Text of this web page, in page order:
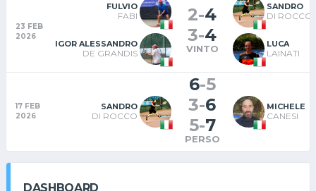
23 FEB
2026
FULVIO
FABI
IGOR ALESSANDRO
DE GRANDIS
2-4
3-4
VINTO
SANDRO
DI ROCCO
LUCA
LAINATI
17 FEB
2026
SANDRO
DI ROCCO
6-5
3-6
5-7
PERSO
MICHELE
CANESI
DASHBOARD